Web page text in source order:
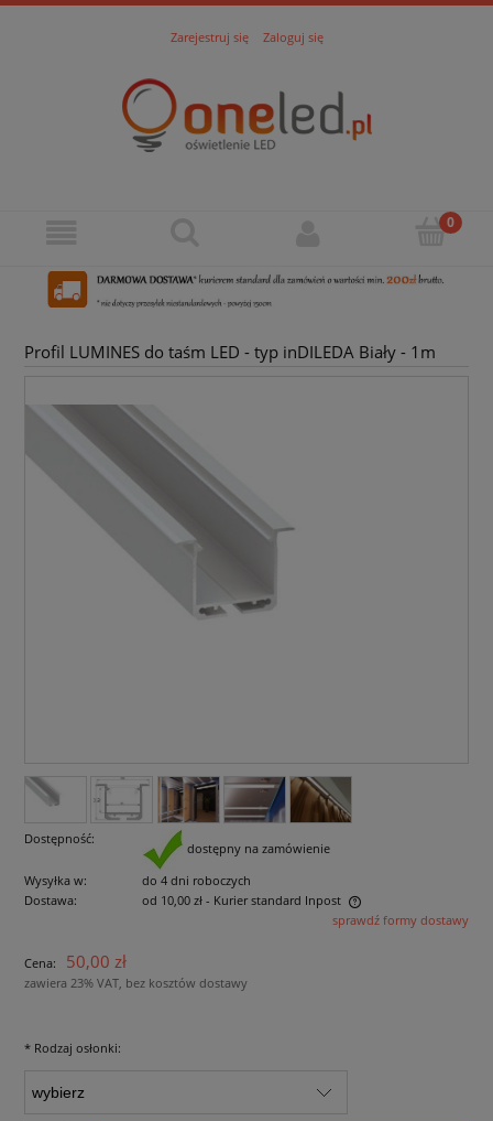
Zarejestruj się Zaloguj się
Profil LUMINES do taśm LED - typ inDILEDA Biały - 1m
Dostępność:
dostępny na zamówienie
Wysyłka w:
do 4 dni roboczych
Dostawa:
od 10,00 zł - Kurier standard Inpost
Cena nie zawiera ewentualnych kosztów płatnościsprawdź formy dostawy
Cena: 50,00 zł
zawiera 23% VAT, bez kosztów dostawy
* Rodzaj osłonki: